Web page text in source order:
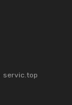
servic.top